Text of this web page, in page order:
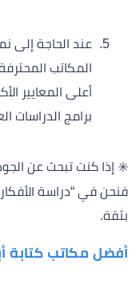
عند الحاجة إلى
المكاتب
أعلى المعايير
برامج الدراسات
✳️ إذا كنت تبحث عن
فنحن في “دراسة
بثقة.
أفضل مكاتب كتابة